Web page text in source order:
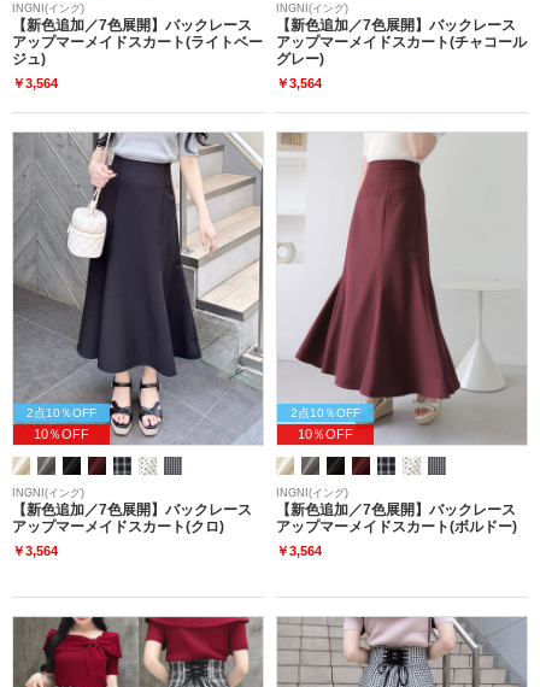
INGNI(イング)
【新色追加／7色展開】バックレース
アップマーメイドスカート(ライトベー
ジュ)
￥3,564
INGNI(イング)
【新色追加／7色展開】バックレース
アップマーメイドスカート(チャコール
グレー)
￥3,564
2点10％OFF
10％OFF
INGNI(イング)
【新色追加／7色展開】バックレース
アップマーメイドスカート(クロ)
￥3,564
2点10％OFF
10％OFF
INGNI(イング)
【新色追加／7色展開】バックレース
アップマーメイドスカート(ボルドー)
￥3,564